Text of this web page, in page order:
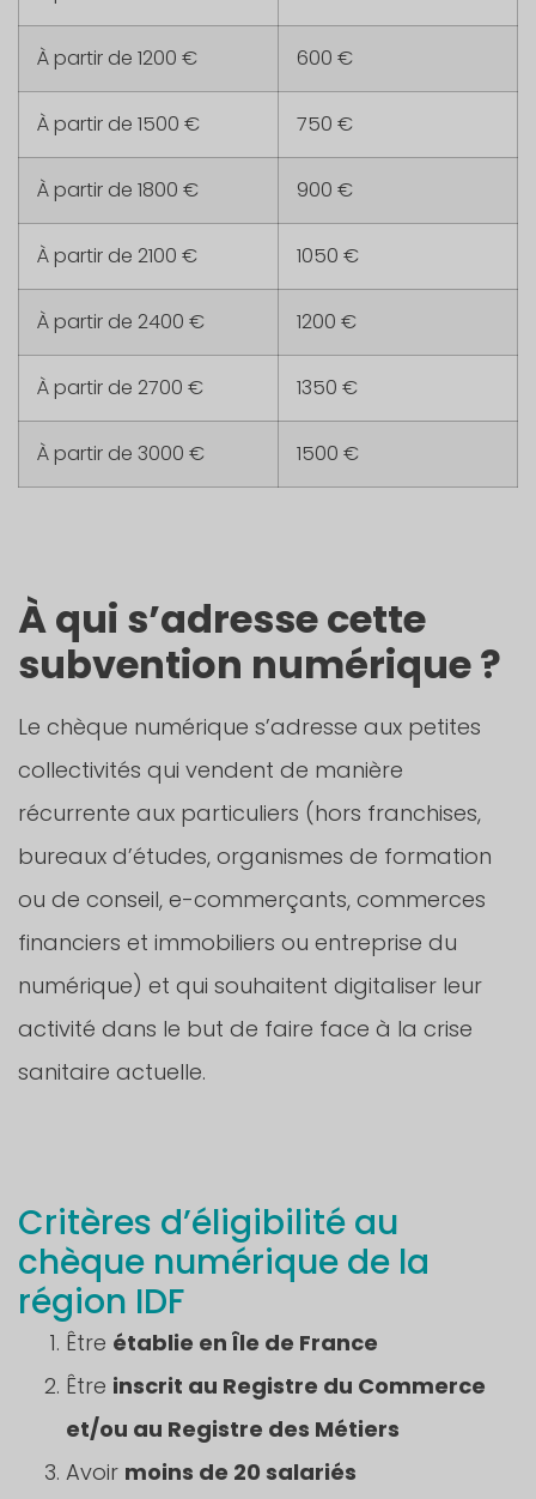
À partir de 1200 € 600 €
À partir de 1500 € 750 €
À partir de 1800 € 900 €
À partir de 2100 € 1050 €
À partir de 2400 € 1200 €
À partir de 2700 € 1350 €
À partir de 3000 € 1500 €
À qui s’adresse cette
subvention numérique ?
Le chèque numérique s’adresse aux petites
collectivités qui vendent de manière
récurrente aux particuliers (hors franchises,
bureaux d’études, organismes de formation
ou de conseil, e-commerçants, commerces
financiers et immobiliers ou entreprise du
numérique) et qui souhaitent digitaliser leur
activité dans le but de faire face à la crise
sanitaire actuelle.
Critères d’éligibilité au
chèque numérique de la
région IDF
Être établie en Île de France
Être inscrit au Registre du Commerce
et/ou au Registre des Métiers
Avoir moins de 20 salariés